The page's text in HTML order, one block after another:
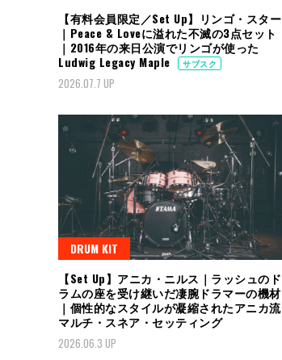
【有料会員限定／Set Up】リンゴ・スター
｜Peace & Loveに溢れた不滅の3点セット
｜2016年の来日公演でリンゴが使った
Ludwig Legacy Maple
サブスク
2026.07.7 UP
DRUM KIT
【Set Up】アニカ・ニルス｜ラッシュのド
ラムの座を受け継いだ凄腕ドラマーの機材
｜個性的なスタイルが凝縮されたアニカ流
マルチ・スネア・セッティング
2026.06.3 UP